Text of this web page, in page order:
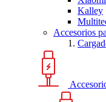
Kalley
Accesorios